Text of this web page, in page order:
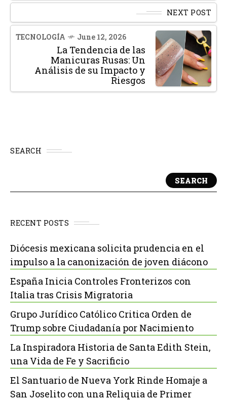
NEXT POST
TECNOLOGÍA June 12, 2026
La Tendencia de las
Manicuras Rusas: Un
Análisis de su Impacto y
Riesgos
SEARCH
SEARCH
RECENT POSTS
Diócesis mexicana solicita prudencia en el
impulso a la canonización de joven diácono
España Inicia Controles Fronterizos con
Italia tras Crisis Migratoria
Grupo Jurídico Católico Critica Orden de
Trump sobre Ciudadanía por Nacimiento
La Inspiradora Historia de Santa Edith Stein,
una Vida de Fe y Sacrificio
El Santuario de Nueva York Rinde Homaje a
San Joselito con una Reliquia de Primer